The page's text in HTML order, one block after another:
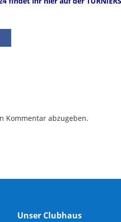
Kommentar abzugeben.
Unser Clubhaus